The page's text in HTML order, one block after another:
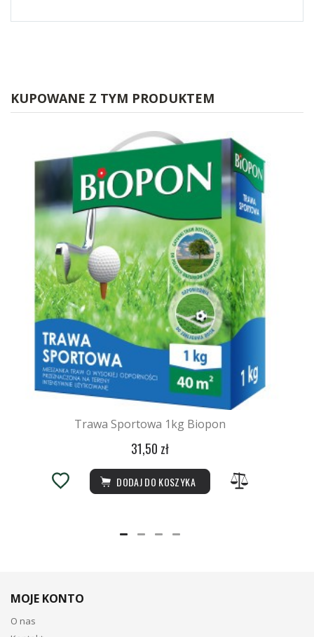
KUPOWANE Z TYM PRODUKTEM
Trawa Sportowa 1kg Biopon
31,50 zł
DODAJ DO KOSZYKA
MOJE KONTO
O nas